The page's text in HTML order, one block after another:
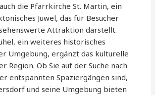
die Pfarrkirche St. Martin, ein
Juwel, das für Besucher
Attraktion darstellt.
ein weiteres historisches
Umgebung, ergänzt das kulturelle
Region. Ob Sie auf der Suche nach
entspannten Spaziergängen sind,
und seine Umgebung bieten